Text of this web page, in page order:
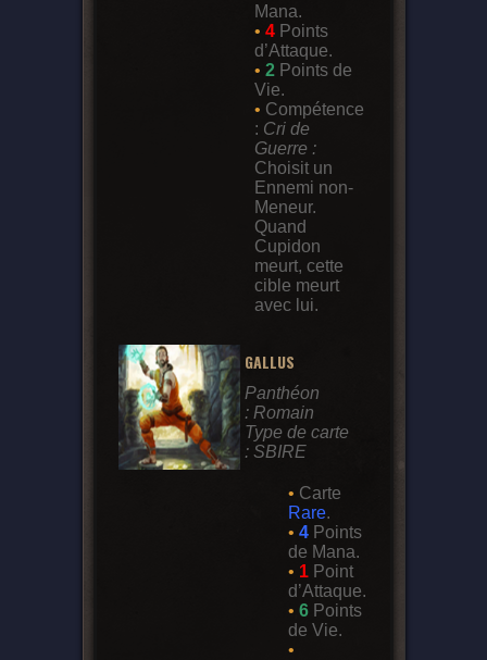
Mana.
• 4Points
d’Attaque.
• 2Points de
Vie.
• Compétence
: Cri de
Guerre :
Choisit un
Ennemi non-
Meneur.
Quand
Cupidon
meurt, cette
cible meurt
avec lui.
GALLUS
Panthéon
: Romain
Type de carte
: SBIRE
• Carte
Rare.
• 4Points
de Mana.
• 1Point
d’Attaque.
• 6Points
de Vie.
•